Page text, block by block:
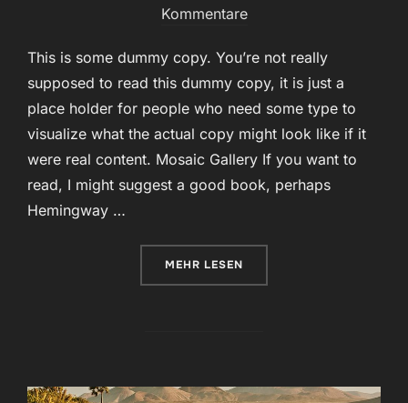
am
Kommentare
This is some dummy copy. You’re not really
supposed to read this dummy copy, it is just a
place holder for people who need some type to
visualize what the actual copy might look like if it
were real content. Mosaic Gallery If you want to
read, I might suggest a good book, perhaps
Hemingway …
MEHR ÜBER „POST WITH GALLERY“
LESEN